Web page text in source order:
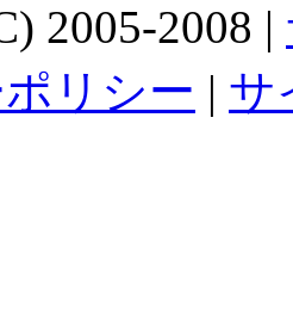
2005-2008 |
リシー | サ